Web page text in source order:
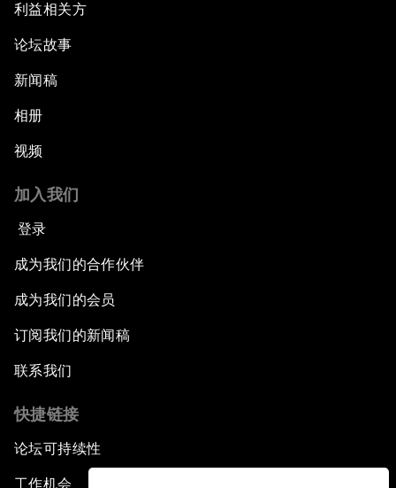
利益相关方
论坛故事
新闻稿
相册
视频
加入我们
登录
成为我们的合作伙伴
成为我们的会员
订阅我们的新闻稿
联系我们
快捷链接
论坛可持续性
工作机会